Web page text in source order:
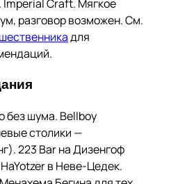
Imperial Craft. Мягкое
разговор возможен. См.
для
без шума. Bellboy
столики —
223 Bar на Дизенгоф
в Неве-Цедек.